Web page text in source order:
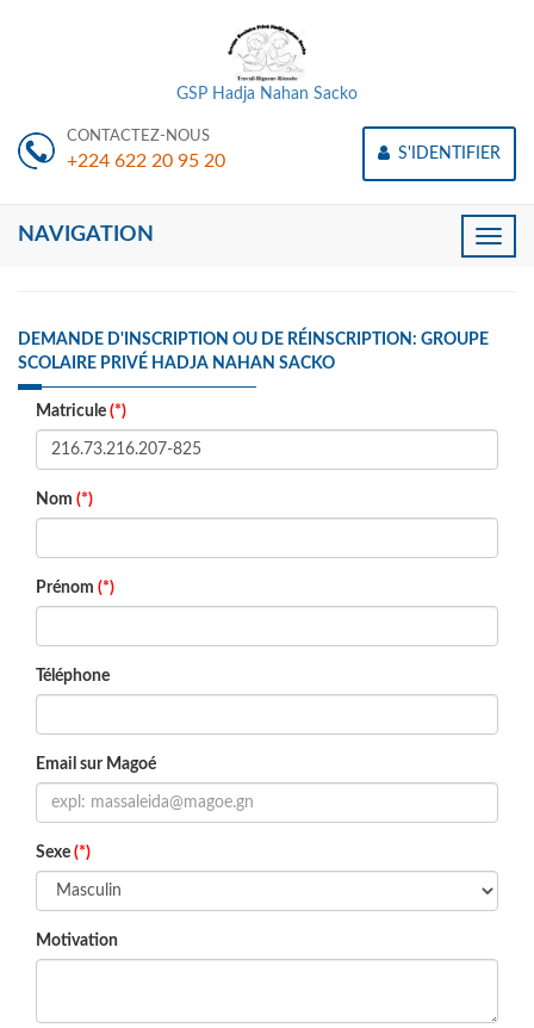
GSP Hadja Nahan Sacko
CONTACTEZ-NOUS
+224 622 20 95 20 S'IDENTIFIER
Toggle
NAVIGATION
DEMANDE D'INSCRIPTION OU DE RÉINSCRIPTION: GROUPE
SCOLAIRE PRIVÉ HADJA NAHAN SACKO
Matricule (*)
Nom (*)
Prénom (*)
Téléphone
Email sur Magoé
Sexe (*)
Motivation